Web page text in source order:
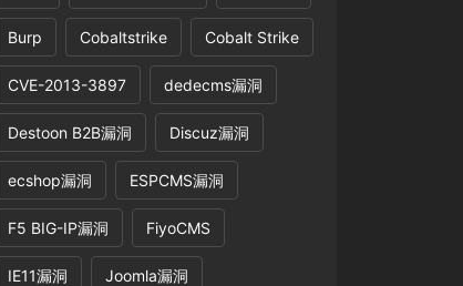
Burp Cobaltstrike Cobalt Strike
CVE-2013-3897 dedecms漏洞
Destoon B2B漏洞 Discuz漏洞
ecshop漏洞 ESPCMS漏洞
F5 BIG-IP漏洞 FiyoCMS
IE11漏洞 Joomla漏洞